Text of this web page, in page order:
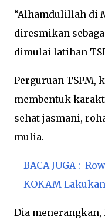
“Alhamdulillah di
diresmikan
dimulai latihan
Perguruan TSPM,
membentuk
sehat jasmani,
mulia.
BACA JUGA :
KOKAM
Dia menerangkan,